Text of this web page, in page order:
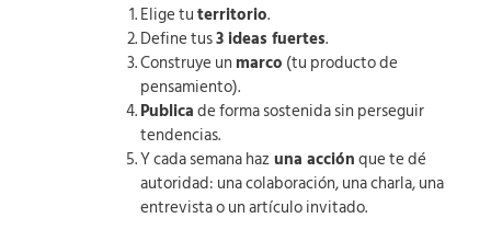
Elige tuterritorio.
Define tus3 ideas fuertes.
Construye un marco (tu producto de
pensamiento).
Publicade forma sostenida sin perseguir
tendencias.
Y cada semana hazuna acciónque te dé
autoridad: una colaboración, una charla, una
entrevista o un artículo invitado.